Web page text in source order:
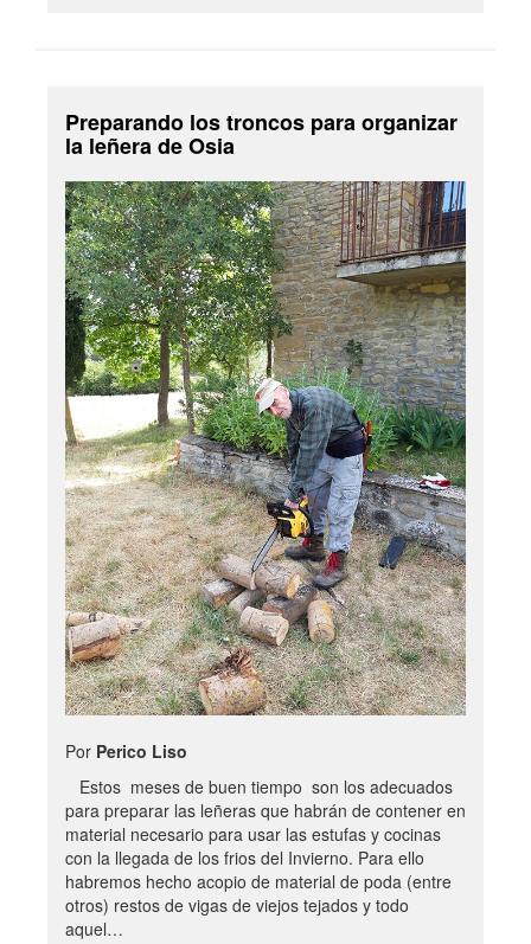
Preparando los troncos para organizar
la leñera de Osia
Por Perico Liso
Estos meses de buen tiempo son los adecuados
para preparar las leñeras que habrán de contener en
material necesario para usar las estufas y cocinas
con la llegada de los frios del Invierno. Para ello
habremos hecho acopio de material de poda (entre
otros) restos de vigas de viejos tejados y todo
aquel…